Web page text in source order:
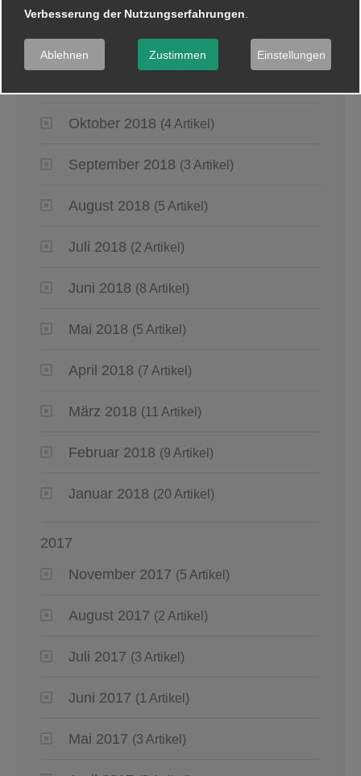
2018
Dezember 2018 (8 Artikel)
Oktober 2018 (4 Artikel)
September 2018 (3 Artikel)
August 2018 (5 Artikel)
Juli 2018 (2 Artikel)
Juni 2018 (8 Artikel)
Mai 2018 (5 Artikel)
April 2018 (7 Artikel)
März 2018 (11 Artikel)
Februar 2018 (9 Artikel)
Januar 2018 (20 Artikel)
2017
November 2017 (5 Artikel)
August 2017 (2 Artikel)
Juli 2017 (3 Artikel)
Juni 2017 (1 Artikel)
Mai 2017 (3 Artikel)
Verbesserung der Nutzungserfahrungen.
Ablehnen Zustimmen Einstellungen